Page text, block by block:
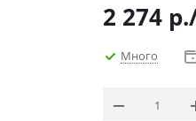
2 274 р.
Много